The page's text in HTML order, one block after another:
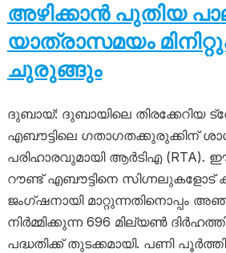
അഴിക്കാൻ പുതിയ
യാത്രാസമയം
ചുരുങ്ങും
ദുബായ്: ദുബായിലെ തിരക്കേറിയ
എബൗട്ടിലെ ഗതാഗതക്കുരുക്കിന്
പരിഹാരവുമായി ആർടിഎ
റൗണ്ട് എബൗട്ടിനെ സിഗ്നലുകളോട്
ജംഗ്ഷനായി മാറ്റുന്നതിനൊപ്പം
നിർമ്മിക്കുന്ന 696 മില്യൺ
പദ്ധതിക്ക് തുടക്കമായി. പണി